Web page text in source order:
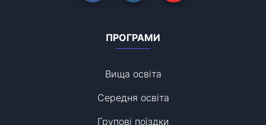
ПРОГРАМИ
Вища освіта
Середня освіта
Групові поїздки